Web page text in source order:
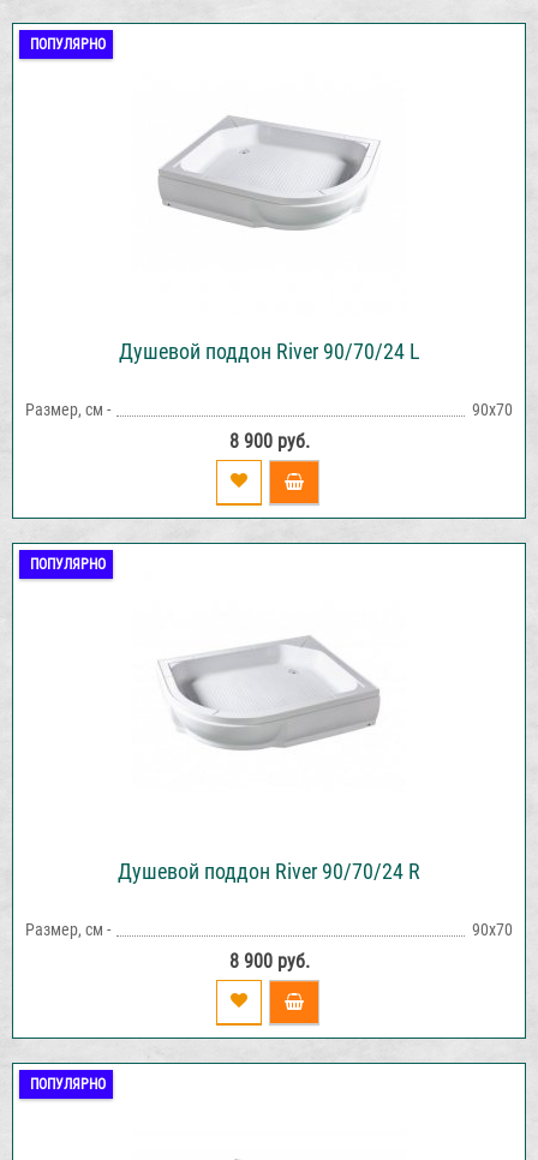
ПОПУЛЯРНО
Душевой поддон River 90/70/24 L
Размер, см - 90х70
8 900 руб.
ПОПУЛЯРНО
Душевой поддон River 90/70/24 R
Размер, см - 90х70
8 900 руб.
ПОПУЛЯРНО